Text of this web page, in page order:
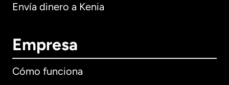
Envía dinero a Kenia
Empresa
Cómo funciona